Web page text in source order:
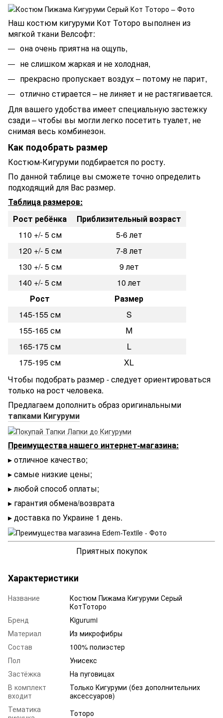
Наш костюм кигуруми Кот Тоторо выполнен из
мягкой ткани Велсофт:
она очень приятна на ощупь,
не слишком жаркая и не холодная,
прекрасно пропускает воздух – потому не парит,
отлично стирается – не линяет и не растягивается.
Для вашего удобства имеет специальную застежку
сзади – чтобы вы могли легко посетить туалет, не
снимая весь комбинезон.
Как подобрать размер
Костюм-Кигуруми подбирается по росту.
По данной таблице вы сможете точно определить
подходящий для Вас размер.
Таблица размеров:
Рост ребёнка
Приблизительный возраст
110 +/- 5 см
5-6 лет
120 +/- 5 см
7-8 лет
130 +/- 5 см
9 лет
140 +/- 5 см
10 лет
Рост
Размер
145-155 см
S
155-165 см
М
165-175 см
L
175-195 см
XL
Чтобы подобрать размер - следует ориентироваться
только на рост человека.
Предлагаем дополнить образ оригинальными
тапками Кигуруми
Преимущества нашего интернет-магазина:
▸ отличное качество;
▸ самые низкие цены;
▸ любой способ оплаты;
▸ гарантия обмена/возврата
▸ доставка по Украине 1 день.
Приятных покупок
Характеристики
Название
Костюм Пижама Кигуруми Серый
КотТоторо
Бренд
Kigurumi
Материал
Из микрофибры
Состав
100% полиэстер
Пол
Унисекс
Застёжка
На пуговицах
В комплект
входит
Только Кигуруми (без дополнительних
аксессуаров)
Тематика
Тоторо